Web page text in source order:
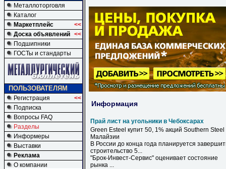
Металлоторговля
Каталог
Маркетплейс
<<
Доска объявлений <<
Подшипники
ГОСТы и стандарты
ПОЛЬЗОВАТЕЛЯМ
Регистрация
<<
Подписка
Вопросы FAQ
Разделы
Информеры
Выставки
Реклама
О компании
Информация
Прай лист на угольники в Чебоксарах
Green Esteel купит 50, 1% акций Southern Steel
Малайзии
В России до конца года планируется
строительство 5...
"Брок-Инвест-Сервис" оценивает состояние
рынка ...